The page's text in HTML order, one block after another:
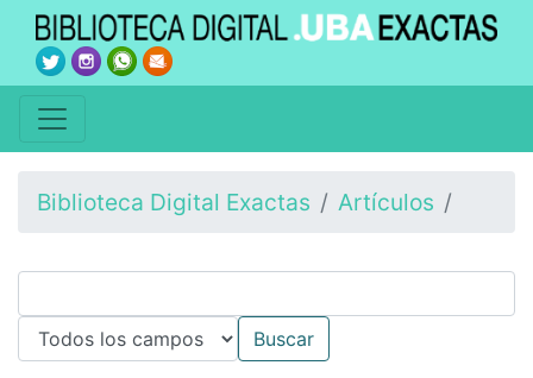
Biblioteca Digital Exactas Artículos